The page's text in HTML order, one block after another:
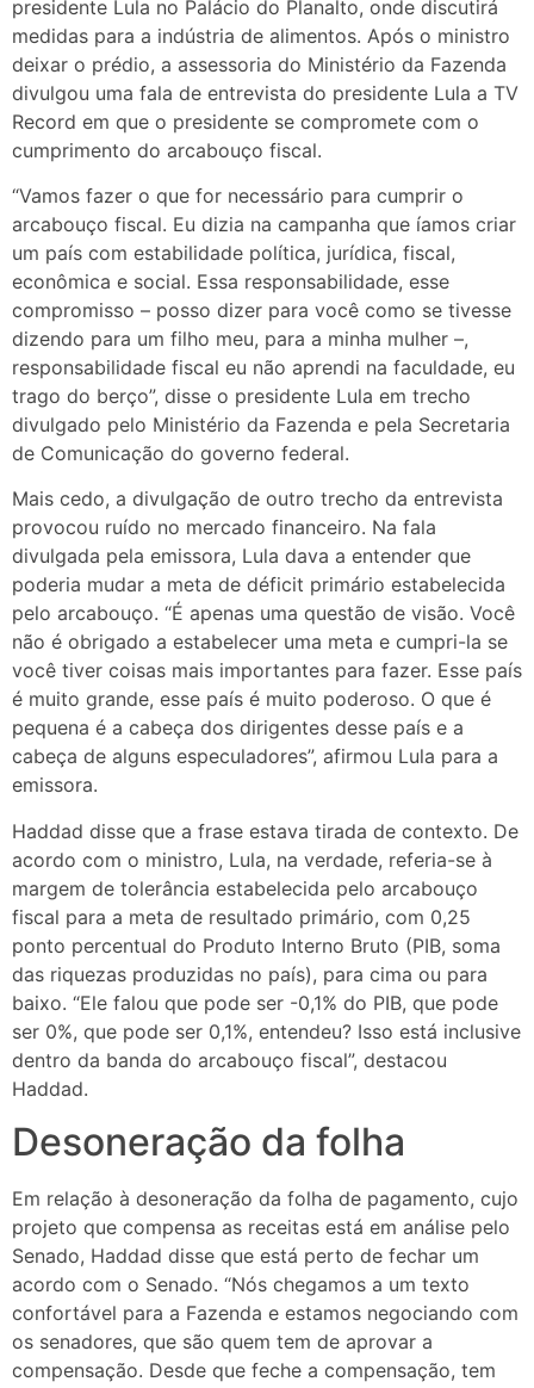
presidente Lula no Palácio do Planalto, onde discutirá
medidas para a indústria de alimentos. Após o ministro
deixar o prédio, a assessoria do Ministério da Fazenda
divulgou uma fala de entrevista do presidente Lula a TV
Record em que o presidente se compromete com o
cumprimento do arcabouço fiscal.
“Vamos fazer o que for necessário para cumprir o
arcabouço fiscal. Eu dizia na campanha que íamos criar
um país com estabilidade política, jurídica, fiscal,
econômica e social. Essa responsabilidade, esse
compromisso – posso dizer para você como se tivesse
dizendo para um filho meu, para a minha mulher –,
responsabilidade fiscal eu não aprendi na faculdade, eu
trago do berço”, disse o presidente Lula em trecho
divulgado pelo Ministério da Fazenda e pela Secretaria
de Comunicação do governo federal.
Mais cedo, a divulgação de outro trecho da entrevista
provocou ruído no mercado financeiro. Na fala
divulgada pela emissora, Lula dava a entender que
poderia mudar a meta de déficit primário estabelecida
pelo arcabouço. “É apenas uma questão de visão. Você
não é obrigado a estabelecer uma meta e cumpri-la se
você tiver coisas mais importantes para fazer. Esse país
é muito grande, esse país é muito poderoso. O que é
pequena é a cabeça dos dirigentes desse país e a
cabeça de alguns especuladores”, afirmou Lula para a
emissora.
Haddad disse que a frase estava tirada de contexto. De
acordo com o ministro, Lula, na verdade, referia-se à
margem de tolerância estabelecida pelo arcabouço
fiscal para a meta de resultado primário, com 0,25
ponto percentual do Produto Interno Bruto (PIB, soma
das riquezas produzidas no país), para cima ou para
baixo. “Ele falou que pode ser -0,1% do PIB, que pode
ser 0%, que pode ser 0,1%, entendeu? Isso está inclusive
dentro da banda do arcabouço fiscal”, destacou
Haddad.
Desoneração da folha
Em relação à desoneração da folha de pagamento, cujo
projeto que compensa as receitas está em análise pelo
Senado, Haddad disse que está perto de fechar um
acordo com o Senado. “Nós chegamos a um texto
confortável para a Fazenda e estamos negociando com
os senadores, que são quem tem de aprovar a
compensação. Desde que feche a compensação, tem